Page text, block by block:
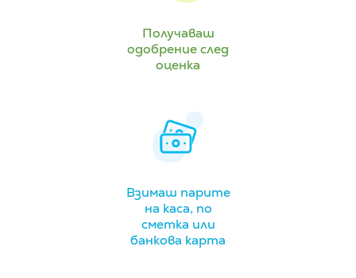
Получаваш
одобрение след
оценка
Взимаш парите
на каса, по
сметка или
банкова карта